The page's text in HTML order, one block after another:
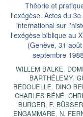
Théorie et
l'exégèse. Actes du
international sur
l'exégèse biblique au
(Genève, 31
septembre
WILLEM BALKE,
BARTHÉLEMY,
BEDOUELLE, DINO
CHARLES BÉNÉ,
BURGER, F. BÜSSER
ENGAMMARE, N.